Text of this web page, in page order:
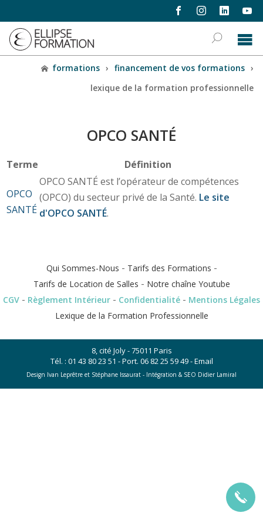
formations › financement de vos formations ›
lexique de la formation professionnelle
OPCO SANTÉ
Terme Définition
OPCO
SANTÉ
OPCO SANTÉ est l’opérateur de compétences
(OPCO) du secteur privé de la Santé. Le site
d'OPCO SANTÉ.
Qui Sommes-Nous - Tarifs des Formations -
Tarifs de Location de Salles - Notre chaîne Youtube
CGV - Règlement Intérieur - Confidentialité - Mentions Légales
Lexique de la Formation Professionnelle
8, cité Joly - 75011 Paris
Tél. : 01 43 80 23 51 - Port. 06 82 25 59 49-Email
Design Ivan Leprêtre et Stéphane Issaurat - Intégration & SEO Didier Lamiral